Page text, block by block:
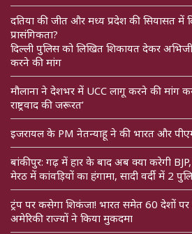
दतिया की जीत और मध्य प्रदेश की सियासत में
प्रासंगिकता?
दिल्ली पुलिस को लिखित शिकायत देकर
करने की मांग
मौलाना ने देशभर में UCC लागू करने की मांग
राष्ट्रवाद की जरूरत’
इजरायल के PM नेतन्याहू ने की भारत और
बांकीपुर: गढ़ में हार के बाद अब क्या करेगी
मेरठ में कांवड़ियों का हंगामा, सादी वर्दी में 2
ट्रंप पर कसेगा शिकंजा! भारत समेत 60 देशों
अमेरिकी राज्यों ने किया मुकदमा